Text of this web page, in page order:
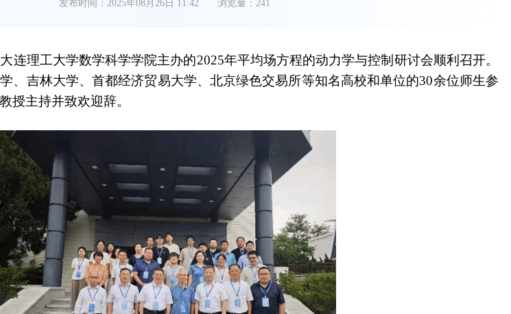
发布时间：2025年08月26日 11:42 浏览量： 241
连理工大学数学科学学院主办的2025年平均场方程的动力学与控制研讨会顺利召开。
、吉林大学、首都经济贸易大学、北京绿色交易所等知名高校和单位的30余位师生参
授主持并致欢迎辞。